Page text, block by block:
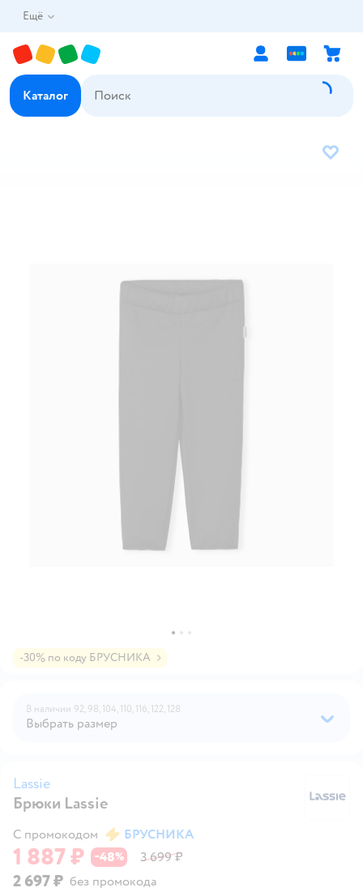
Ещё
Каталог
В
-30% по коду БРУСНИКА
В наличии 92, 98, 104, 110, 116, 122, 128
Выбрать размер
Lassie
Брюки Lassie
С промокодом
БРУСНИКА
1 887 ₽ −48% 3 699 ₽
2 697 ₽ без промокода